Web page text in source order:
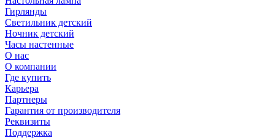
Гирлянды
Светильник детский
Ночник детский
Часы настенные
О нас
О компании
Где купить
Карьера
Партнеры
Гарантия от производителя
Реквизиты
Поддержка